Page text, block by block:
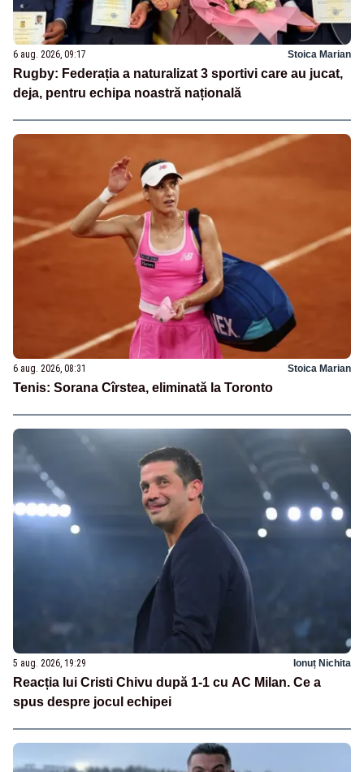
6 aug. 2026, 09:17 Stoica Marian
Rugby: Federația a naturalizat 3 sportivi care au jucat,
deja, pentru echipa noastră națională
6 aug. 2026, 08:31 Stoica Marian
Tenis: Sorana Cîrstea, eliminată la Toronto
5 aug. 2026, 19:29 Ionuț Nichita
Reacția lui Cristi Chivu după 1-1 cu AC Milan. Ce a
spus despre jocul echipei